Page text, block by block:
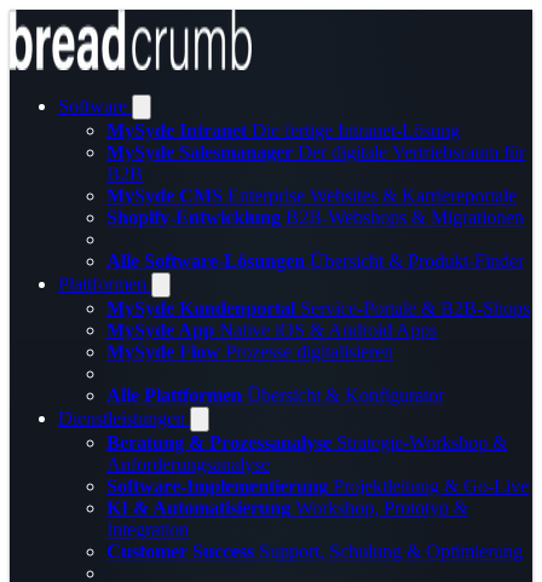
Software
MySyde Intranet Die fertige Intranet-Lösung
MySyde Salesmanager Der digitale Vertriebsraum für
B2B
MySyde CMS Enterprise Websites & Karriereportale
Shopify-Entwicklung B2B-Webshops & Migrationen
Alle Software-Lösungen Übersicht & Produkt-Finder
Plattformen
MySyde Kundenportal Service-Portale & B2B-Shops
MySyde App Native iOS & Android Apps
MySyde Flow Prozesse digitalisieren
Alle Plattformen Übersicht & Konfigurator
Dienstleistungen
Beratung & Prozessanalyse Strategie-Workshop &
Anforderungsanalyse
Software-Implementierung Projektleitung & Go-Live
KI & Automatisierung Workshop, Prototyp &
Integration
Customer Success Support, Schulung & Optimierung